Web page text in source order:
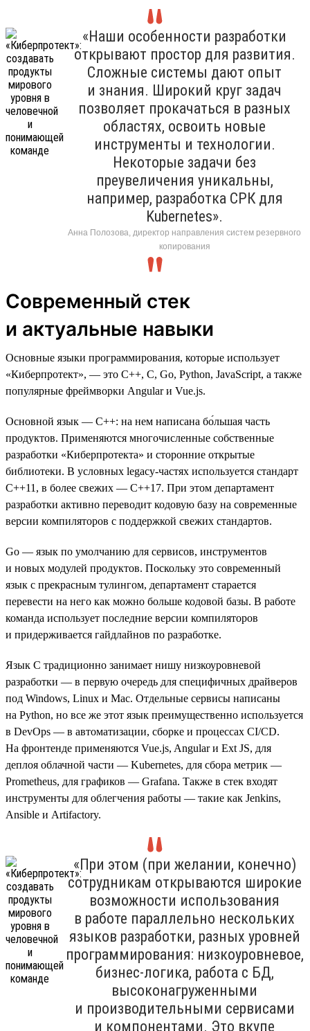
«Наши особенности разработки
открывают простор для развития.
Сложные системы дают опыт
и знания. Широкий круг задач
позволяет прокачаться в разных
областях, освоить новые
инструменты и технологии.
Некоторые задачи без
преувеличения уникальны,
например, разработка СРК для
Kubernetes».
Анна Полозова, директор направления систем резервного
копирования
Современный стек
и актуальные навыки
Основные языки программирования, которые использует
«Киберпротект», — это C++, C, Go, Python, JavaScript, а также
популярные фреймворки Angular и Vue.js.
Основной язык — C++: на нем написана бо́льшая часть
продуктов. Применяются многочисленные собственные
разработки «Киберпротекта» и сторонние открытые
библиотеки. В условных legacy-частях используется стандарт
C++11, в более свежих — С++17. При этом департамент
разработки активно переводит кодовую базу на современные
версии компиляторов с поддержкой свежих стандартов.
Go — язык по умолчанию для сервисов, инструментов
и новых модулей продуктов. Поскольку это современный
язык с прекрасным тулингом, департамент старается
перевести на него как можно больше кодовой базы. В работе
команда использует последние версии компиляторов
и придерживается гайдлайнов по разработке.
Язык C традиционно занимает нишу низкоуровневой
разработки — в первую очередь для специфичных драйверов
под Windows, Linux и Mac. Отдельные сервисы написаны
на Python, но все же этот язык преимущественно используется
в DevOps — в автоматизации, сборке и процессах CI/CD.
На фронтенде применяются Vue.js, Angular и Ext JS, для
деплоя облачной части — Kubernetes, для сбора метрик —
Prometheus, для графиков — Grafana. Также в стек входят
инструменты для облегчения работы — такие как Jenkins,
Ansible и Artifactory.
«При этом (при желании, конечно)
сотрудникам открываются широкие
возможности использования
в работе параллельно нескольких
языков разработки, разных уровней
программирования: низкоуровневое,
бизнес-логика, работа с БД,
высоконагруженными
и производительными сервисами
и компонентами. Это вкупе